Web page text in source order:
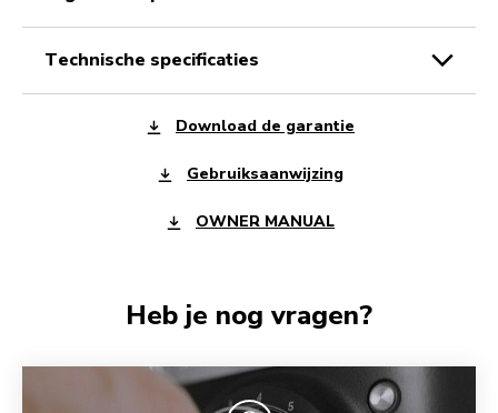
technische specificaties
Download de garantie
Gebruiksaanwijzing
OWNER MANUAL
Heb je nog vragen?